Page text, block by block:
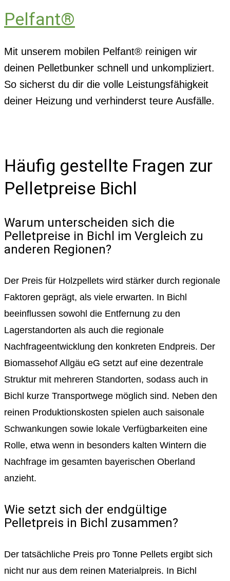
Pelfant®
Mit unserem mobilen Pelfant® reinigen wir
deinen Pelletbunker schnell und unkompliziert.
So sicherst du dir die volle Leistungsfähigkeit
deiner Heizung und verhinderst teure Ausfälle.
Häufig gestellte Fragen zur
Pelletpreise Bichl
Warum unterscheiden sich die
Pelletpreise in Bichl im Vergleich zu
anderen Regionen?
Der Preis für Holzpellets wird stärker durch regionale
Faktoren geprägt, als viele erwarten. In Bichl
beeinflussen sowohl die Entfernung zu den
Lagerstandorten als auch die regionale
Nachfrageentwicklung den konkreten Endpreis. Der
Biomassehof Allgäu eG setzt auf eine dezentrale
Struktur mit mehreren Standorten, sodass auch in
Bichl kurze Transportwege möglich sind. Neben den
reinen Produktionskosten spielen auch saisonale
Schwankungen sowie lokale Verfügbarkeiten eine
Rolle, etwa wenn in besonders kalten Wintern die
Nachfrage im gesamten bayerischen Oberland
anzieht.
Wie setzt sich der endgültige
Pelletpreis in Bichl zusammen?
Der tatsächliche Preis pro Tonne Pellets ergibt sich
nicht nur aus dem reinen Materialpreis. In Bichl